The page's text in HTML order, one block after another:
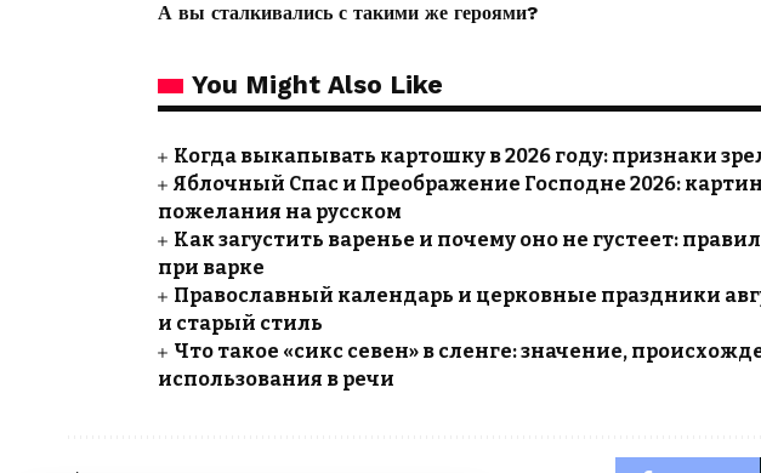
А вы сталкивались с такими же героями?
You Might Also Like
Когда выкапывать картошку в 2026 году: признаки
Яблочный Спас и Преображение Господне 2026:
пожелания на русском
Как загустить варенье и почему оно не густеет:
при варке
Православный календарь и церковные праздники
и старый стиль
Что такое «сикс севен» в сленге: значение,
использования в речи